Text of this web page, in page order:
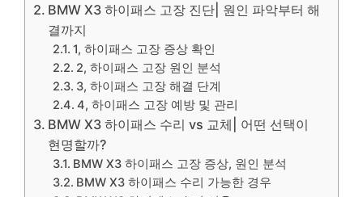
BMW X3 하이패스 고장 진단| 원인 파악부터 해
결까지
1, 하이패스 고장 증상 확인
2, 하이패스 고장 원인 분석
3, 하이패스 고장 해결 단계
4, 하이패스 고장 예방 및 관리
BMW X3 하이패스 수리 vs 교체| 어떤 선택이
현명할까?
BMW X3 하이패스 고장 증상, 원인 분석
BMW X3 하이패스 수리 가능한 경우